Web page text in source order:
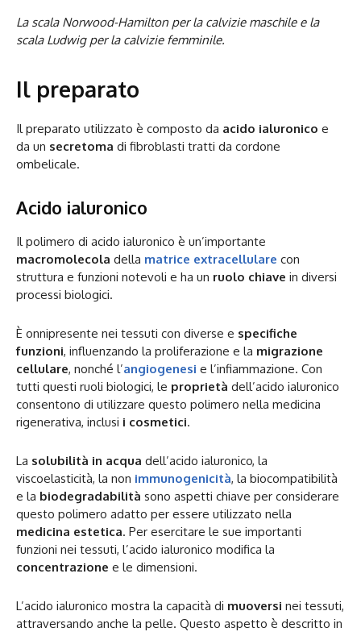
La scala Norwood-Hamilton per la calvizie maschile e la
scala Ludwig per la calvizie femminile.
Il preparato
Il preparato utilizzato è composto da acido ialuronico e
da un secretoma di fibroblasti tratti da cordone
ombelicale.
Acido ialuronico
Il polimero di acido ialuronico è un’importante
macromolecola della matrice extracellulare con
struttura e funzioni notevoli e ha un ruolo chiave in diversi
processi biologici.
È onnipresente nei tessuti con diverse e specifiche
funzioni, influenzando la proliferazione e la migrazione
cellulare, nonché l’angiogenesi e l’infiammazione. Con
tutti questi ruoli biologici, le proprietà dell’acido ialuronico
consentono di utilizzare questo polimero nella medicina
rigenerativa, inclusi i cosmetici.
La solubilità in acqua dell’acido ialuronico, la
viscoelasticità, la non immunogenicità, la biocompatibilità
e la biodegradabilità sono aspetti chiave per considerare
questo polimero adatto per essere utilizzato nella
medicina estetica. Per esercitare le sue importanti
funzioni nei tessuti, l’acido ialuronico modifica la
concentrazione e le dimensioni.
L’acido ialuronico mostra la capacità di muoversi nei tessuti,
attraversando anche la pelle. Questo aspetto è descritto in